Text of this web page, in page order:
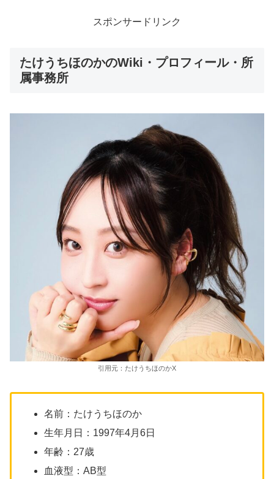
スポンサードリンク
たけうちほのかのWiki・プロフィール・所
属事務所
引用元：たけうちほのかX
名前：たけうちほのか
生年月日：1997年4月6日
年齢：27歳
血液型：AB型